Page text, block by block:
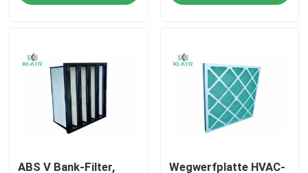
Taschenluftfilter
Hvac-Luftfilter
hepa Luftfilter
ABS V Bank-Filter, Wegwerfplatte HVAC-